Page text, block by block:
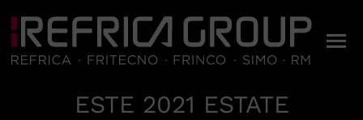
ESTE 2021 ESTATE